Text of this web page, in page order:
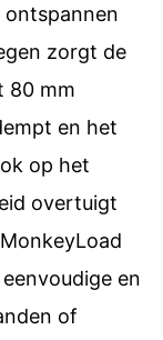
zorgt de
80 mm
en het
op het
overtuigt
en
of